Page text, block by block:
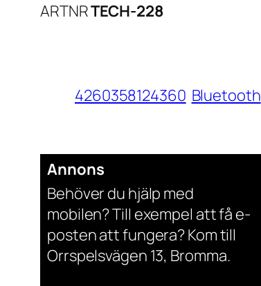
ARTNRTECH-228
4260358124360 Bluetooth
Annons
Behöver du hjälp med
mobilen? Till exempel att få e-
posten att fungera? Kom till
Orrspelsvägen 13, Bromma.